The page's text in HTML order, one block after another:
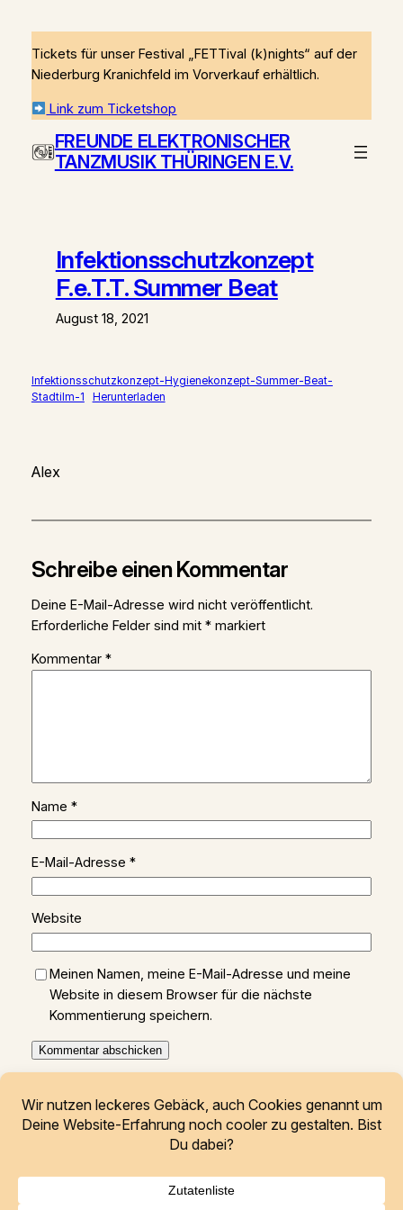
Inhalt
springen
Tickets für unser Festival „FETTival (k)nights“ auf der
Niederburg Kranichfeld im Vorverkauf erhältlich.
Link zum Ticketshop
FREUNDE ELEKTRONISCHER
TANZMUSIK THÜRINGEN E.V.
Infektionsschutzkonzept
F.e.T.T. Summer Beat
August 18, 2021
Infektionsschutzkonzept-Hygienekonzept-Summer-Beat-
Stadtilm-1
Herunterladen
Alex
Schreibe einen Kommentar
Deine E-Mail-Adresse wird nicht veröffentlicht.
Erforderliche Felder sind mit *markiert
Kommentar *
Name *
E-Mail-Adresse *
Website
Meinen Namen, meine E-Mail-Adresse und meine
Website in diesem Browser für die nächste
Kommentierung speichern.
Thüringen e.V.